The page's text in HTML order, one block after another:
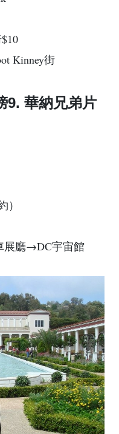
Kinney街
9. 華納兄弟片
）
展廳→DC宇宙館